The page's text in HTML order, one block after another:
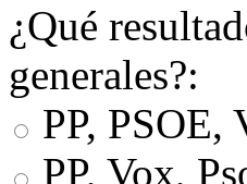
¿Qué
generales?:
PP, PSOE,
PP, Vox,